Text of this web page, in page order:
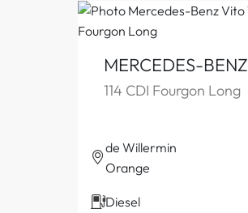
MERCEDES-BENZ
114 CDI Fourgon Long
de Willermin
Orange
Diesel